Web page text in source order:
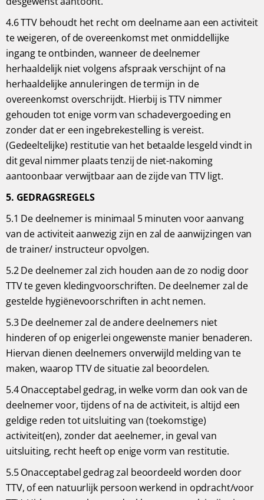
4.6 TTV behoudt het recht om deelname aan een activiteit
te weigeren, of de overeenkomst met onmiddellijke
ingang te ontbinden, wanneer de deelnemer
herhaaldelijk niet volgens afspraak verschijnt of na
herhaaldelijke annuleringen de termijn in de
overeenkomst overschrijdt. Hierbij is TTV nimmer
gehouden tot enige vorm van schadevergoeding en
zonder dat er een ingebrekestelling is vereist.
(Gedeeltelijke) restitutie van het betaalde lesgeld vindt in
dit geval nimmer plaats tenzij de niet-nakoming
aantoonbaar verwijtbaar aan de zijde van TTV ligt.
5. GEDRAGSREGELS
5.1 De deelnemer is minimaal 5 minuten voor aanvang
van de activiteit aanwezig zijn en zal de aanwijzingen van
de trainer/ instructeur opvolgen.
5.2 De deelnemer zal zich houden aan de zo nodig door
TTV te geven kledingvoorschriften. De deelnemer zal de
gestelde hygiënevoorschriften in acht nemen.
5.3 De deelnemer zal de andere deelnemers niet
hinderen of op enigerlei ongewenste manier benaderen.
Hiervan dienen deelnemers onverwijld melding van te
maken, waarop TTV de situatie zal beoordelen.
5.4 Onacceptabel gedrag, in welke vorm dan ook van de
deelnemer voor, tijdens of na de activiteit, is altijd een
geldige reden tot uitsluiting van (toekomstige)
activiteit(en), zonder dat aeelnemer, in geval van
uitsluiting, recht heeft op enige vorm van restitutie.
5.5 Onacceptabel gedrag zal beoordeeld worden door
TTV, of een natuurlijk persoon werkend in opdracht/voor